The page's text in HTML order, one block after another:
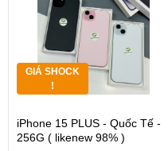
GIÁ SHOCK
!
iPhone 15 PLUS - Quốc Tế -
256G ( likenew 98% )